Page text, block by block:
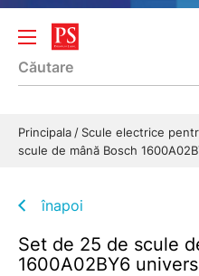
Principala Scule electrice
scule de mână Bosch
înapoi
Set de 25 de scule
1600A02BY6